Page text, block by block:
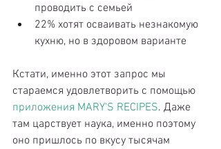
проводить с семьей
22% хотят осваивать незнакомую
кухню, но в здоровом варианте
Кстати, именно этот запрос мы
стараемся удовлетворить с помощью
приложения MARY'S RECIPES. Даже
там царствует наука, именно поэтому
оно пришлось по вкусу тысячам